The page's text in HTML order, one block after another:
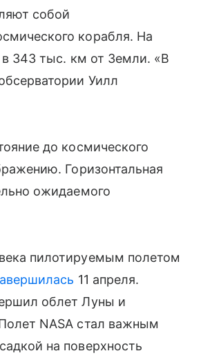
собой
корабля. На
в 343 тыс. км от Земли. «В
Уилл
до космического
Горизонтальная
ожидаемого
пилотируемым полетом
11 апреля.
облет Луны и
NASA стал важным
на поверхность